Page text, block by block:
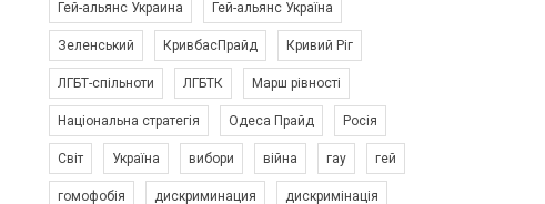
6/30/2017
Емоційний та вражаючий промо-ролік на
конкурс PACT, який представляє програму "Гей-
Гей-альянс Украина Гей-альянс Україна
Зеленський КривбасПрайд Кривий Ріг
ЛГБТ-спільноти ЛГБТК Марш рівності
Національна стратегія Одеса Прайд Росія
Світ Україна вибори війна гау гей
гомофобія дискриминация дискримінація